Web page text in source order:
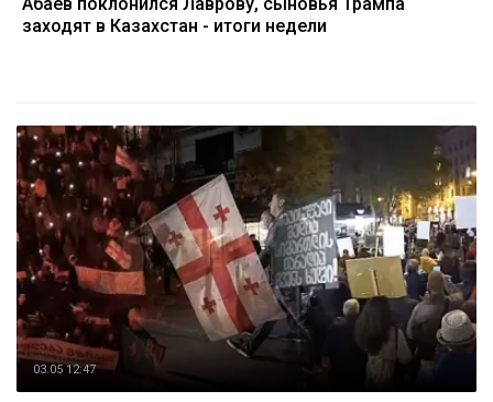
заходят в Казахстан - итоги недели
03.05 12:47